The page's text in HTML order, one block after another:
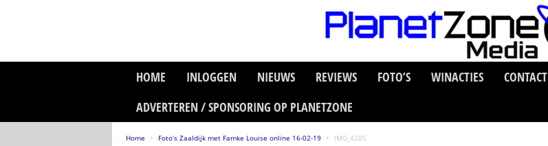
HOME INLOGGEN NIEUWS REVIEWS FOTO’S WINACTIES CONTACT
ADVERTEREN / SPONSORING OP PLANETZONE
Home Foto’s Zaaldijk met Famke Louise online 16-02-19 IMG_4285